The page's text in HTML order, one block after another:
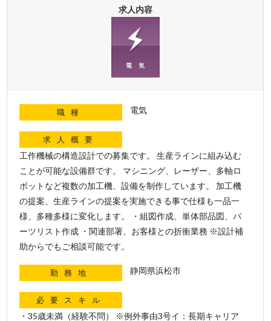
求人内容
職種 電気
求人概要
工作機械の構造設計での募集です。 生産ラインに組み込む
ことが可能な設備群です。 マシニング、レーザー、多軸ロ
ボットなど複数の加工機、設備を制作しています。 加工機
の提案、生産ラインの提案を実施できる事で仕様も一品一
様、多種多様に変化します。 ・組図作成、単体部品図、パ
ーツリスト作成 ・関連部署、お客様との折衝業務 ※設計補
助からでもご相談可能です。
勤務地 静岡県浜松市
必要スキル
・35歳未満（経験不問） ※例外事由3号イ：長期キャリア